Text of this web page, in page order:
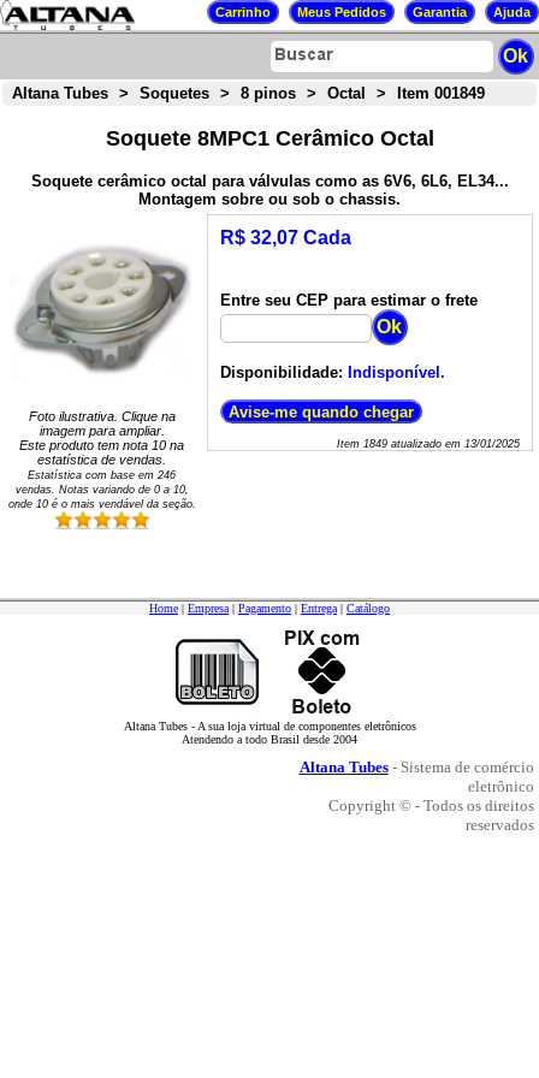
Altana Tubes > Soquetes > 8 pinos > Octal > Item 001849
Soquete 8MPC1 Cerâmico Octal
Soquete cerâmico octal para válvulas como as 6V6, 6L6, EL34...
Montagem sobre ou sob o chassis.
Foto ilustrativa. Clique na
imagem para ampliar.
Este produto tem nota 10 na
estatística de vendas.
Estatística com base em 246
vendas. Notas variando de 0a 10,
onde 10 é o mais vendável da seção.
R$ 32,07 Cada
Entre seu CEP para estimar o frete
Disponibilidade: Indisponível.
Item 1849atualizado em 13/01/2025
Home | Empresa | Pagamento | Entrega | Catálogo
Altana Tubes - A sua loja virtual de componentes eletrônicos
Atendendo a todo Brasil desde 2004
Altana Tubes- Sistema de comércio
eletrônico
Copyright © - Todos os direitos
reservados